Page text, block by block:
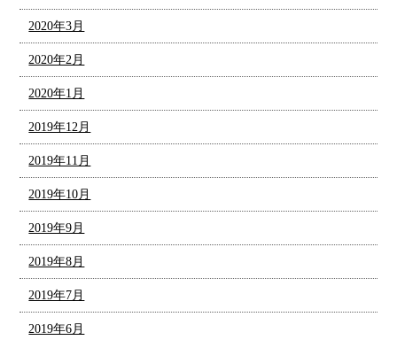
2020年3月
2020年2月
2020年1月
2019年12月
2019年11月
2019年10月
2019年9月
2019年8月
2019年7月
2019年6月